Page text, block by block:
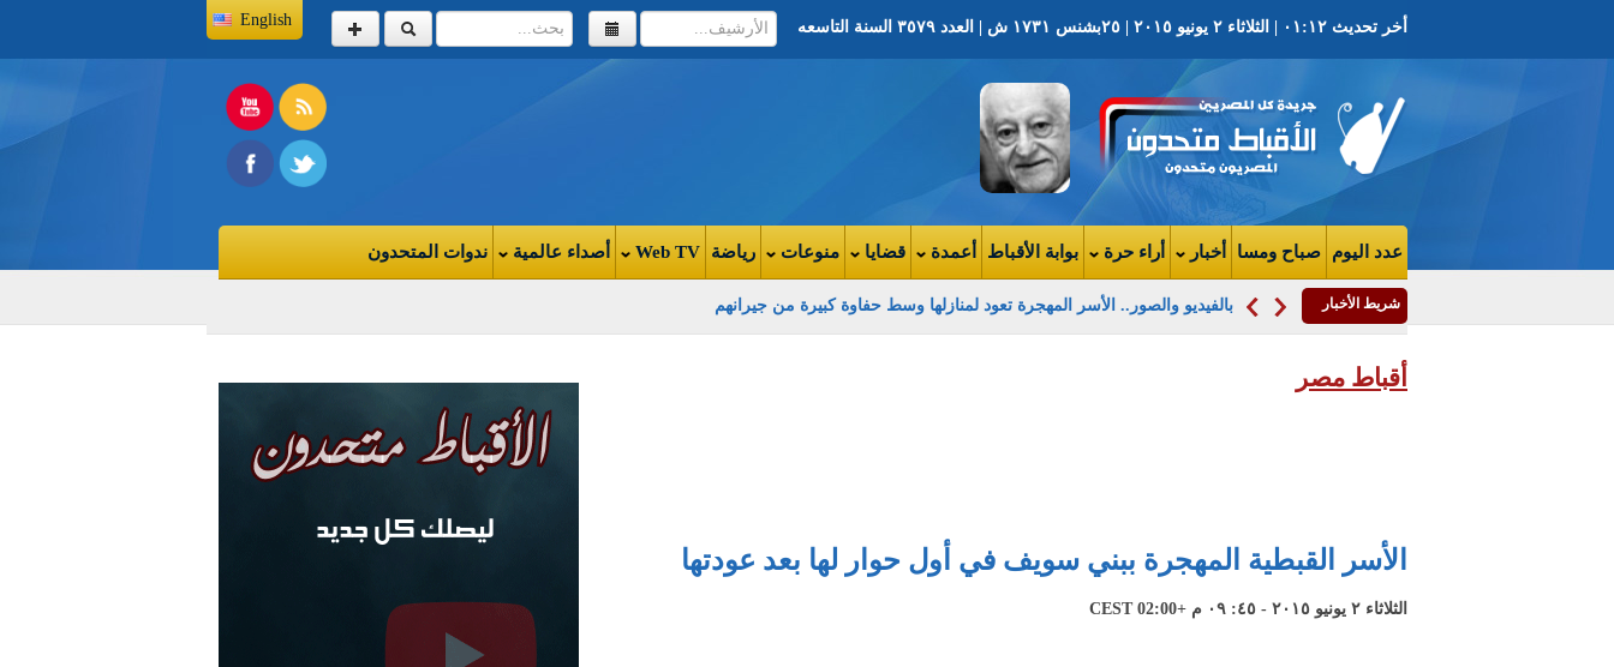
أخر تحديث ٠١:١٢ | الثلاثاء ٢ يونيو ٢٠١٥ | ٢٥بشنس ١٧٣١ ش | العدد ٣٥٧٩ السنة التاسعه English
عدد اليوم صباح ومسا أخبار أراء حرة بوابة الأقباط أعمدة قضايا منوعات رياضة Web TV أصداء عالمية ندوات المتحدون
شريط الأخبار بالفيديو والصور.. الأسر المهجرة تعود لمنازلها وسط حفاوة كبيرة من جيرانهم
أقباط مصر
الأسر القبطية المهجرة ببني سويف في أول حوار لها بعد عودتها
الثلاثاء ٢ يونيو ٢٠١٥ - ٤٥: ٠٩ م +02:00 CEST